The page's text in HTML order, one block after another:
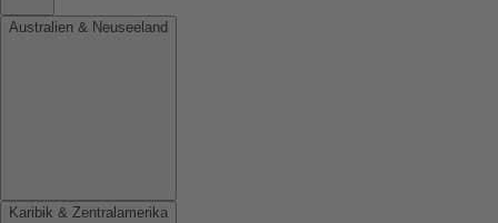
Australien & Neuseeland
Karibik & Zentralamerika